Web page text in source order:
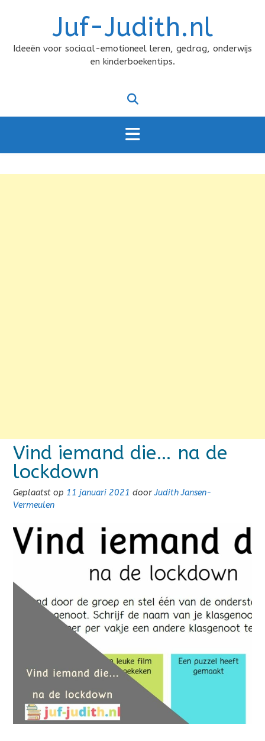
Juf-Judith.nl
Ideeën voor sociaal-emotioneel leren, gedrag, onderwijs
en kinderboekentips.
Vind iemand die… na de
lockdown
Geplaatst op 11 januari 2021 doorJudith Jansen-
Vermeulen